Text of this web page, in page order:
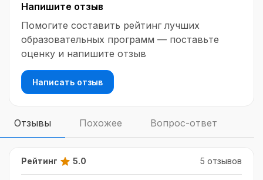
капитала всего за 5 лет обучения, а ваш уровень
жизни будет расти из года в год. Узнайте, как
тратить деньги на мечты и путешествия, а также
зарабатывать больше.
Напишите отзыв
Помогите составить рейтинг лучших
образовательных программ — поставьте
оценку и напишите отзыв
Написать отзыв
Отзывы Похожее Вопрос-ответ
Рейтинг 5.0 5 отзывов